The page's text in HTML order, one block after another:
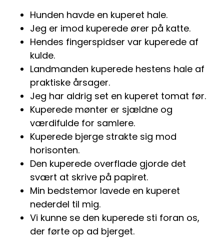
Hunden havde en kuperet hale.
Jeg er imod kuperede ører på katte.
Hendes fingerspidser var kuperede af
kulde.
Landmanden kuperede hestens hale af
praktiske årsager.
Jeg har aldrig set en kuperet tomat før.
Kuperede mønter er sjældne og
værdifulde for samlere.
Kuperede bjerge strakte sig mod
horisonten.
Den kuperede overflade gjorde det
svært at skrive på papiret.
Min bedstemor lavede en kuperet
nederdel til mig.
Vi kunne se den kuperede sti foran os,
der førte op ad bjerget.